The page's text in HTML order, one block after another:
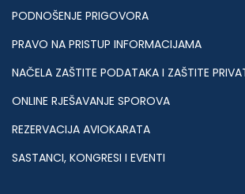
PODNOŠENJE PRIGOVORA
PRAVO NA PRISTUP INFORMACIJAMA
NAČELA ZAŠTITE PODATAKA I ZAŠTITE
ONLINE RJEŠAVANJE SPOROVA
REZERVACIJA AVIOKARATA
SASTANCI, KONGRESI I EVENTI